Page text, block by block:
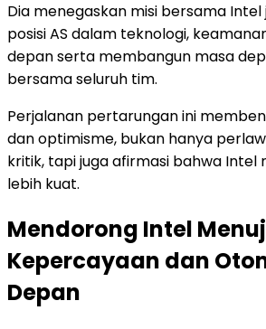
Dia menegaskan misi bersama
posisi AS dalam teknologi,
depan serta membangun masa
bersama seluruh tim.
Perjalanan pertarungan ini
dan optimisme, bukan hanya
kritik, tapi juga afirmasi bahwa Intel
lebih kuat.
Mendorong Intel
Kepercayaan dan
Depan